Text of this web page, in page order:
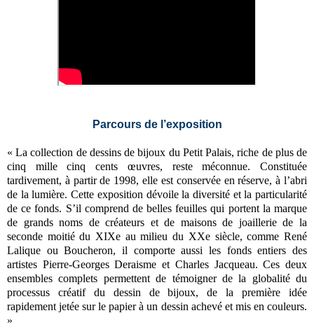
Parcours de l’exposition
« La collection de dessins de bijoux du Petit Palais, riche de plus de
cinq mille cinq cents œuvres, reste méconnue. Constituée
tardivement, à partir de 1998, elle est conservée en réserve, à l’abri
de la lumière. Cette exposition dévoile la diversité et la particularité
de ce fonds. S’il comprend de belles feuilles qui portent la marque
de grands noms de créateurs et de maisons de joaillerie de la
seconde moitié du XIXe au milieu du XXe siècle, comme René
Lalique ou Boucheron, il comporte aussi les fonds entiers des
artistes Pierre-Georges Deraisme et Charles Jacqueau. Ces deux
ensembles complets permettent de témoigner de la globalité du
processus créatif du dessin de bijoux, de la première idée
rapidement jetée sur le papier à un dessin achevé et mis en couleurs.
»